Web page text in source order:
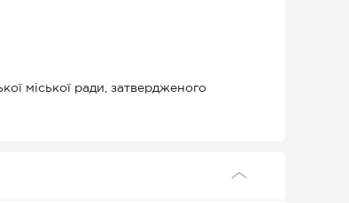
міської ради, затвердженого